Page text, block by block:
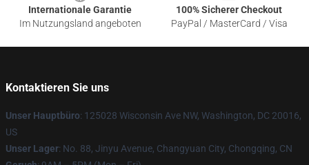
Internationale Garantie
Im Nutzungsland angeboten
100% Sicherer Checkout
PayPal / MasterCard / Visa
Kontaktieren Sie uns
Unser Hauptbüro: 125028 Wisconsin Ave NW, Washington, DC 20016,
US
Unser Lager: No. 88, Jinyu Avenue, Changyuan City, Chongqing, CN